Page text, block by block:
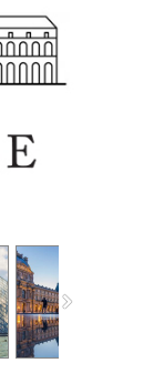
Louvre
de
al
sobre
web